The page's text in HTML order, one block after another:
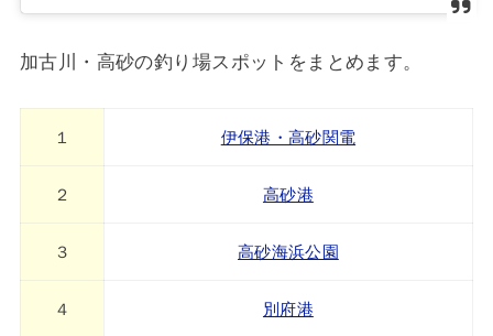
加古川・高砂の釣り場スポットをまとめます。
１ 伊保港・高砂関電
２ 高砂港
３ 高砂海浜公園
４ 別府港